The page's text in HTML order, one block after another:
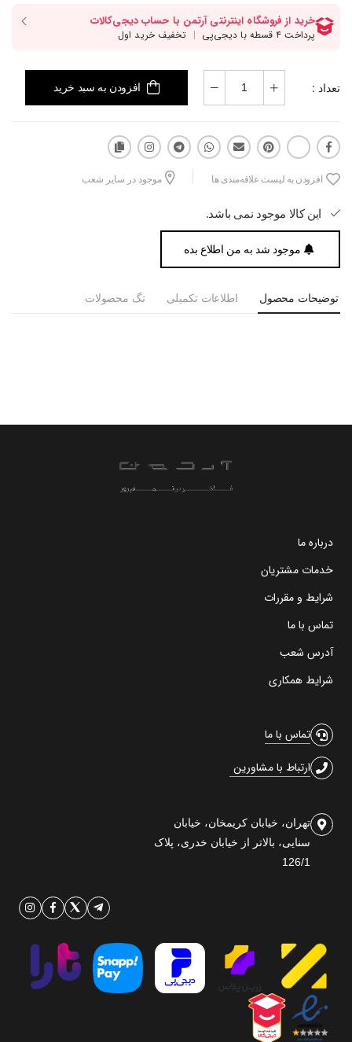
تعداد : افزودن به سبد خرید
افزودن به لیست علاقه‌مندی ها موجود در سایر شعب
این کالا موجود نمی باشد.
موجود شد به من اطلاع بده
توضیحات محصول اطلاعات تکمیلی تگ محصولات
درباره ما
خدمات مشتریان
شرایط و مقررات
تماس با ما
آدرس شعب
شرایط همکاری
تماس با ما
ارتباط با مشاورین
تهران، خیابان کریمخان، خیابان
سنایی، بالاتر از خیابان خدری، پلاک
126/1